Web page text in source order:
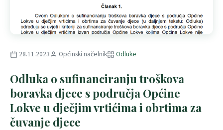
28.11.2023 Općinski načelnik Odluke
Odluka o sufinanciranju troškova
boravka djece s područja Općine
Lokve u dječjim vrtićima i obrtima za
čuvanje djece